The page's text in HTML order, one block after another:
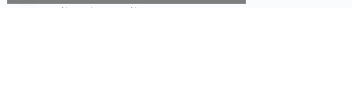
Zespół Obsługi Szkół i Przedszkola